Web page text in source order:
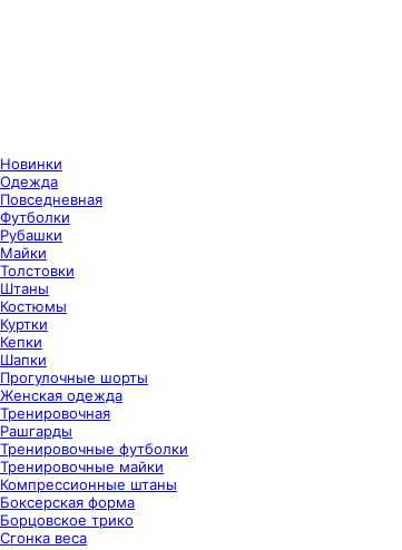
Новинки
Одежда
Повседневная
Футболки
Рубашки
Майки
Толстовки
Штаны
Костюмы
Куртки
Кепки
Шапки
Прогулочные шорты
Женская одежда
Тренировочная
Рашгарды
Тренировочные футболки
Тренировочные майки
Компрессионные штаны
Боксерская форма
Борцовское трико
Сгонка веса